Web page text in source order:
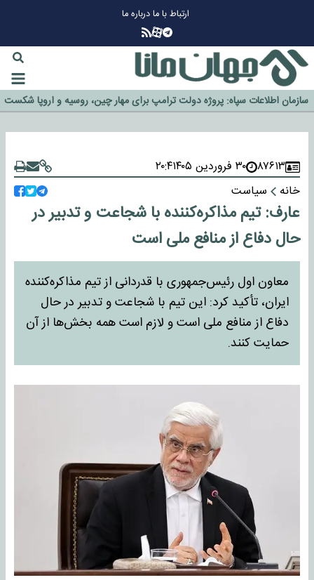
ارتباط با مادرباره ما
چرا طلا دوباره افزایشی شد؟
گزینه جدایی اوسمار روی میز مدیران پرسپولیس
آیا رئیس جمهور آمریکا قانون را دور می‌زند؟
اخراج رسمی چهره نامدار از پرسپولیس
۸۷۶۱۳ ۳۰ فروردین ۱۴۰۵
۲۰:۴
خانه
سیاست
عارف: تیم مذاکره‌کننده با شجاعت و تدبیر در
حال دفاع از منافع ملی است
معاون اول رئیس‌جمهوری با قدردانی از تیم مذاکره‌کننده
ایران، تأکید کرد: این تیم با شجاعت و تدبیر در حال
دفاع از منافع ملی است و لازم است همه بخش‌ها از آن
حمایت کنند.